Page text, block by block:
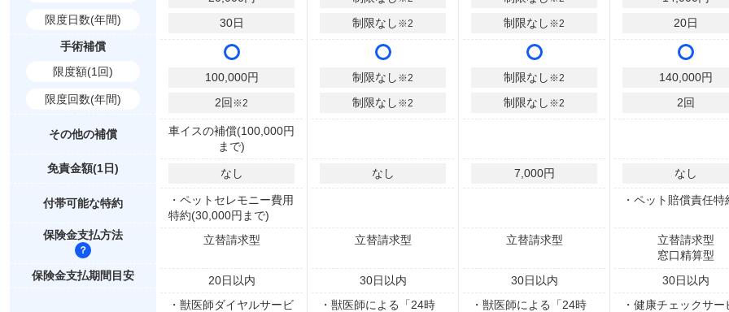
限度日数(年間)
手術補償
限度額(1回)
限度回数(年間)
その他の補償
免責金額(1日)
付帯可能な特約
保険金支払方法
保険金支払期間目安
30日
100,000円
2回 ※2
車イスの補償(100,000円
まで)
なし
・ペットセレモニー費用
特約(30,000円まで)
立替請求型
20日以内
・獣医師ダイヤルサービ
制限なし ※2
制限なし ※2
制限なし ※2
なし
立替請求型
30日以内
・獣医師による「24時
制限なし ※2
制限なし ※2
制限なし ※2
7,000円
立替請求型
30日以内
・獣医師による「24時
20日
140,000円
2回
なし
・ペット賠償責任特
立替請求型
窓口精算型
30日以内
・健康チェックサー